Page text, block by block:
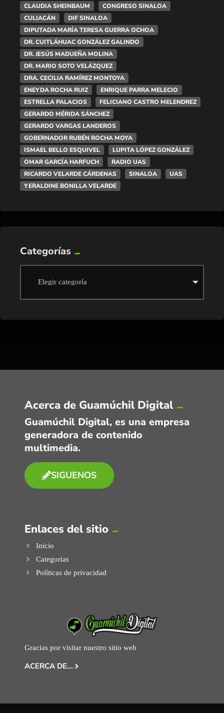
CLAUDIA SHEINBAUM
CONGRESO SINALOA
CULIACÁN
DIF SINALOA
DIPUTADA MARÍA TERESA GUERRA OCHOA
DR. CUITLÁHUAC GONZÁLEZ GALINDO
DR. JESÚS MADUEÑA MOLINA
DR. MARIO SOTO VELÁZQUEZ
DRA. CECILIA RAMÍREZ MONTOYA
ENEYDA ROCHA RUIZ
ENRIQUE PARRA MELECIO
ESTRELLA PALACIOS
FELICIANO CASTRO MELENDREZ
GERARDO MÉRIDA SÁNCHEZ
GERARDO VARGAS LANDEROS
GOBERNADOR RUBÉN ROCHA MOYA
ISMAEL BELLO ESQUIVEL
LUPITA LÓPEZ GONZÁLEZ
OMAR GARCÍA HARFUCH
RADIO UAS
RICARDO VELARDE CÁRDENAS
SINALOA
UAS
YERALDINE BONILLA VELARDE
Categorías
Acerca de Guamúchil Digital
Guamúchil Digital, es una empresa
generadora de contenido
multimedia.
SIGUENOS
Enlaces del sitio
Inicio
Categorias
Políticas de privacidad
Gracias por visitar nuestro sitio web
ACERCA DE...